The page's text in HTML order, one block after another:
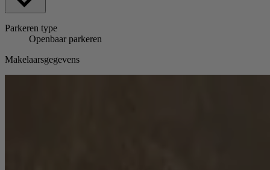
Parkeren type
Openbaar parkeren
Makelaarsgegevens